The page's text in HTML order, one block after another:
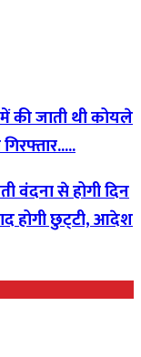
की जाती थी कोयले
वंदना से होगी दिन
होगी छुट्‌टी, आदेश